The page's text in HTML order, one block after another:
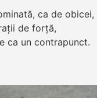
ca de obicei,
de forță,
ca un contrapunct.